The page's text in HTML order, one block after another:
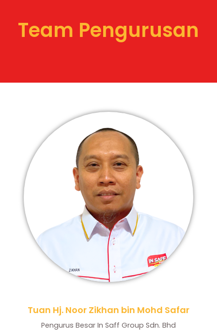
Team Pengurusan
Tuan Hj. Noor Zikhan bin Mohd Safar
Pengurus Besar In Saff Group Sdn. Bhd